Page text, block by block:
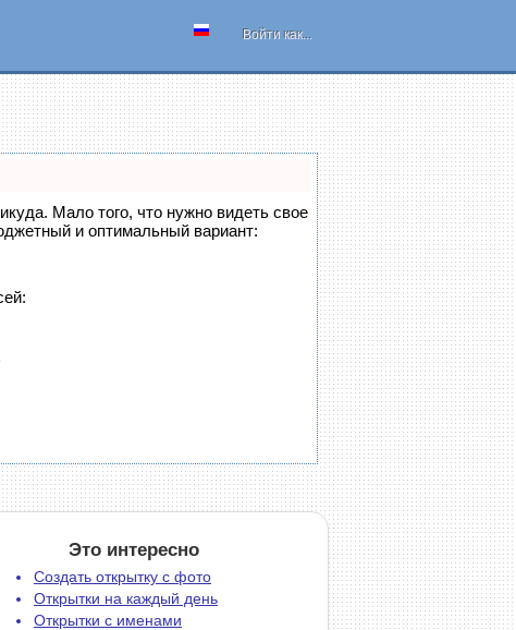
Войти как...
Мало того, что нужно видеть свое
и оптимальный вариант:
Это интересно
Создать открытку с фото
Открытки на каждый день
Открытки с именами